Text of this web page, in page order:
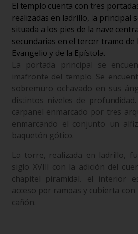
El templo cuenta con tres
realizadas en ladrillo, la principal
situada a los pies de la nave
secundarias en el tercer tramo de
Evangelio y de la Epístola.
La portada principal se
imafronte del templo. Se
sobremuro ochavado en sus
distintos niveles de
carpanel enmarcado por tres
enmarcando el conjunto un
baquetón gótico.
La torre, realizada en ladrillo,
siglo XVIII con la adición del
chapitel piramidal, el interior
acceso por rampas y cubierta con
cañón.